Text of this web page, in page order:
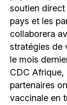
soutien
pays et les
collaborera
stratégies de
le mois
CDC Afrique,
partenaires
vaccinale en